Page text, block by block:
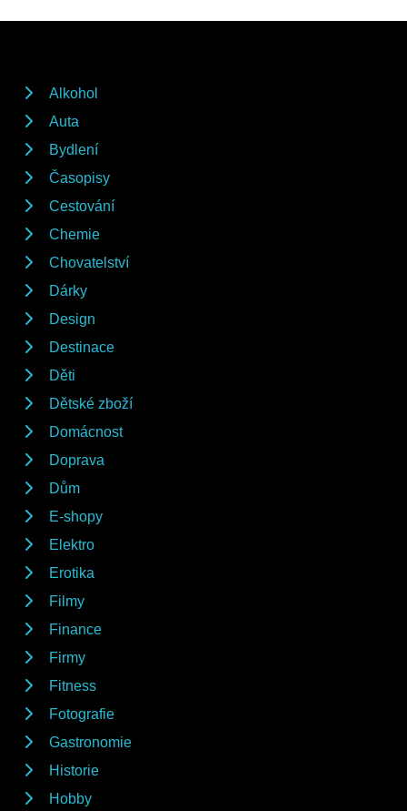
Alkohol
Auta
Bydlení
Časopisy
Cestování
Chemie
Chovatelství
Dárky
Design
Destinace
Děti
Dětské zboží
Domácnost
Doprava
Dům
E-shopy
Elektro
Erotika
Filmy
Finance
Firmy
Fitness
Fotografie
Gastronomie
Historie
Hobby